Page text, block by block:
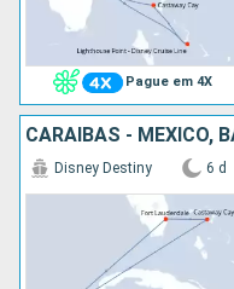
Pague em 4X
Disney Destiny 6 d